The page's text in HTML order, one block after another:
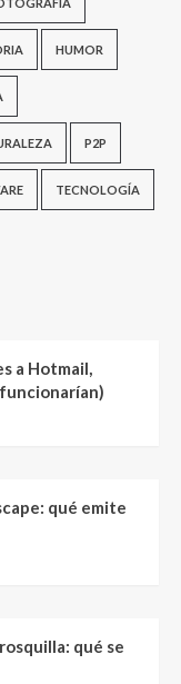
HUMOR
P2P
TECNOLOGÍA
a Hotmail,
qué emite
qué se